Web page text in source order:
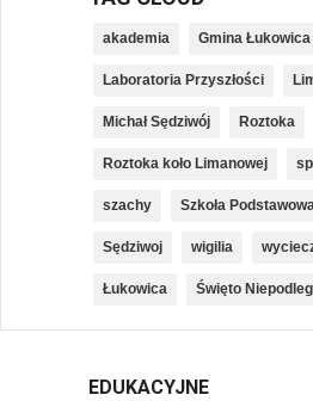
akademia Gmina Łukowica
Laboratoria Przyszłości
Michał Sędziwój Roztoka
Roztoka koło Limanowej
szachy Szkoła
Sędziwoj wigilia
Łukowica Święto
EDUKACYJNE